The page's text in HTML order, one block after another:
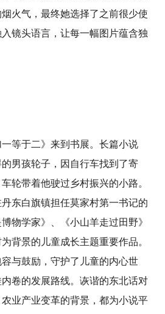
火气，最终她选择了之前很少使
镜头语言，让每一幅图片蕴含独
等于二》来到书展。长篇小说
男孩轮子，因自行车找到了寄
轮带着他驶过乡村振兴的小路。
东白旗镇担任莫家村第一书记的
物学家》、《小山羊走过田野》
背景的儿童成长主题重要作品。
与鼓励，守护了儿童的内心世
卷的发展路线。诙谐的东北话对
业产业变革的背景，都为小说平